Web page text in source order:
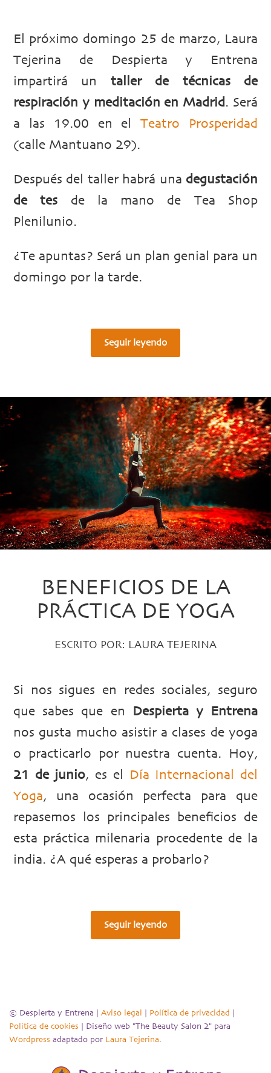
El próximo domingo 25 de marzo, Laura
Tejerina de Despierta y Entrena
impartirá un taller de técnicas de
respiración y meditación en Madrid . Será
a las 19.00 en elTeatro Prosperidad
(calle Mantuano 29).
Después del taller habrá una degustación
de tes de la mano de Tea Shop
Plenilunio.
¿Te apuntas? Será un plan genial para un
domingo por la tarde.
Seguir leyendo
BENEFICIOS DE LA
PRÁCTICA DE YOGA
ESCRITO POR: LAURA TEJERINA
Si nos sigues en redes sociales, seguro
que sabes que en
Despierta y Entrena
nos gusta mucho asistir a clases de yoga
o practicarlo por nuestra cuenta. Hoy,
21 de junio, es el
Día Internacional del
Yoga, una ocasión perfecta para que
repasemos los principales beneficios de
esta práctica milenaria procedente de la
india. ¿A qué esperas a probarlo?
Seguir leyendo
© Despierta y Entrena | Aviso legal Política de privacidad
Política de cookies | Diseño web "The Beauty Salon 2" para
Wordpress adaptado por Laura Tejerina